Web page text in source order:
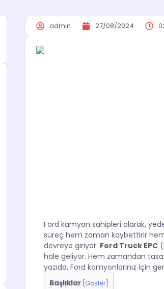
admin 27/08/2024
Ford kamyon sahipleri olarak,
süreç hem zaman kaybettirir
devreye giriyor. Ford Truck EPC
hale geliyor. Hem zamandan
yazıda, Ford kamyonlarınız için
Başlıklar Göster]